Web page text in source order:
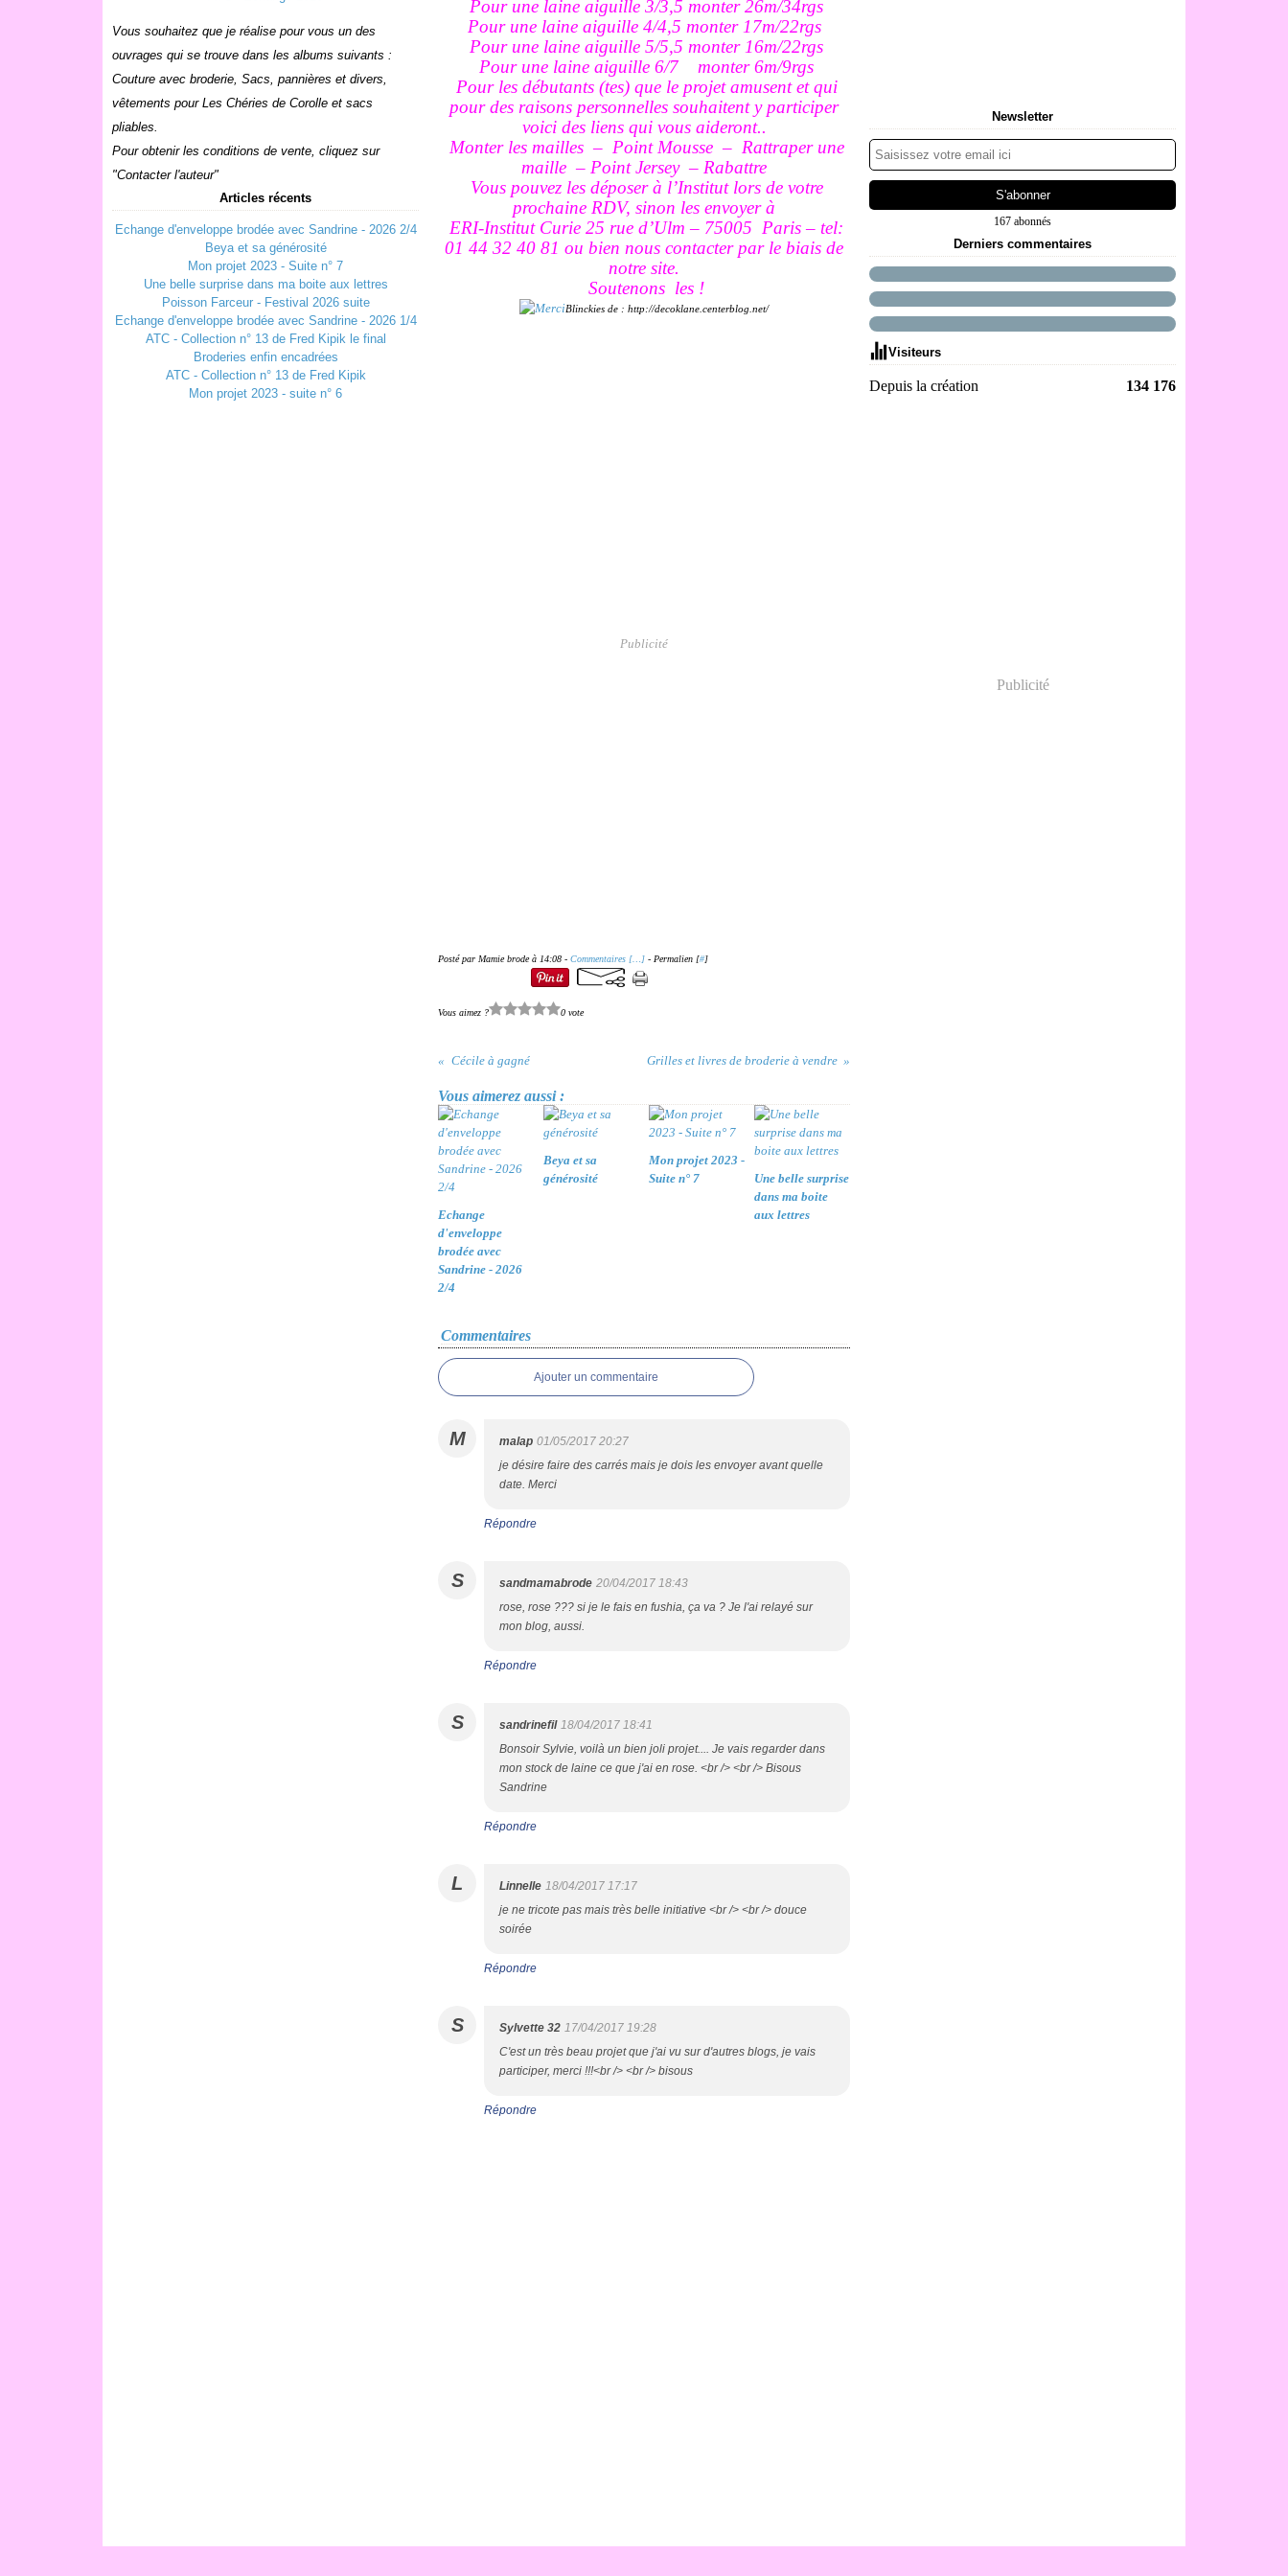
Vous souhaitez que je réalise pour vous un des
ouvrages qui se trouve dans les albums suivants :
Couture avec broderie, Sacs, pannières et divers,
vêtements pour Les Chéries de Corolle et sacs
pliables.
Pour obtenir les conditions de vente, cliquez sur
"Contacter l'auteur"
Articles récents
Echange d'enveloppe brodée avec Sandrine - 2026 2/4
Beya et sa générosité
Mon projet 2023 - Suite n° 7
Une belle surprise dans ma boite aux lettres
Poisson Farceur - Festival 2026 suite
Echange d'enveloppe brodée avec Sandrine - 2026 1/4
ATC - Collection n° 13 de Fred Kipik le final
Broderies enfin encadrées
ATC - Collection n° 13 de Fred Kipik
Mon projet 2023 - suite n° 6
Pour une laine aiguille 3/3,5 monter 26m/34rgs
Pour une laine aiguille 4/4,5 monter 17m/22rgs
Pour une laine aiguille 5/5,5 monter 16m/22rgs
Pour une laine aiguille 6/7 monter 6m/9rgs
Pour les débutants (tes) que le projet amusent et qui
pour des raisons personnelles souhaitent y participer
voici des liens qui vous aideront..
Monter les mailles– Point Mousse– Rattraper une
maille – Point Jersey– Rabattre
Vous pouvez les déposer à l’Institut lors de votre
prochaine RDV, sinon les envoyer à
ERI-Institut Curie 25 rue d’Ulm – 75005 Paris – tel:
01 44 32 40 81 ou bien nous contacter par le biais de
notre site.
Soutenons les !
Blinckies de : http://decoklane.centerblog.net/
Publicité
Posté par Mamie brode à 14:08 - Commentaires [ ] - Permalien [#]
Vous aimez ? 0 vote
Cécile à gagné Grilles et livres de broderie à vendre
Vous aimerez aussi :
Echange
d'enveloppe
brodée avec
Sandrine - 2026
2/4
Beya et sa
générosité
Mon projet 2023 -
Suite n° 7
Une belle surprise
dans ma boite
aux lettres
Commentaires
Ajouter un commentaire
M malap 01/05/2017 20:27
je désire faire des carrés mais je dois les envoyer avant quelle
date. Merci
Répondre
S sandmamabrode 20/04/2017 18:43
rose, rose ??? si je le fais en fushia, ça va ? Je l'ai relayé sur
mon blog, aussi.
Répondre
S sandrinefil 18/04/2017 18:41
Bonsoir Sylvie, voilà un bien joli projet.... Je vais regarder dans
mon stock de laine ce que j'ai en rose. <br /> <br /> Bisous
Sandrine
Répondre
L Linnelle 18/04/2017 17:17
je ne tricote pas mais très belle initiative <br /> <br /> douce
soirée
Répondre
S Sylvette 32 17/04/2017 19:28
C'est un très beau projet que j'ai vu sur d'autres blogs, je vais
participer, merci !!!<br /> <br /> bisous
Répondre
Newsletter
167 abonnés
Derniers commentaires
Visiteurs
Depuis la création 134 176
Publicité